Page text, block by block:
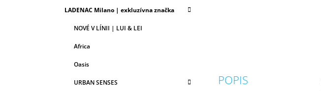
LADENAC Milano | exkluzívna značka
NOVÉ V LÍNII | LUI & LEI
Africa
Oasis
URBAN SENSES
POPIS